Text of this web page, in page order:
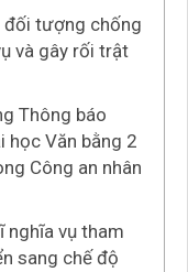
đối tượng chống
và gây rối trật
Thông báo
học Văn bằng 2
Công an nhân
nghĩa vụ tham
sang chế độ